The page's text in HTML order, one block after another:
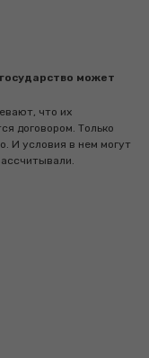
может
что их
договором. Только
И условия в нем могут